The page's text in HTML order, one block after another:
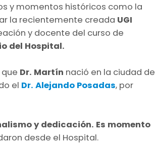
y momentos históricos como la
la recientemente creada UGI
y docente del curso de
del Hospital.
Dr. Martín nació en la ciudad de
el Dr. Alejando Posadas, por
y dedicación. Es momento
desde el Hospital.